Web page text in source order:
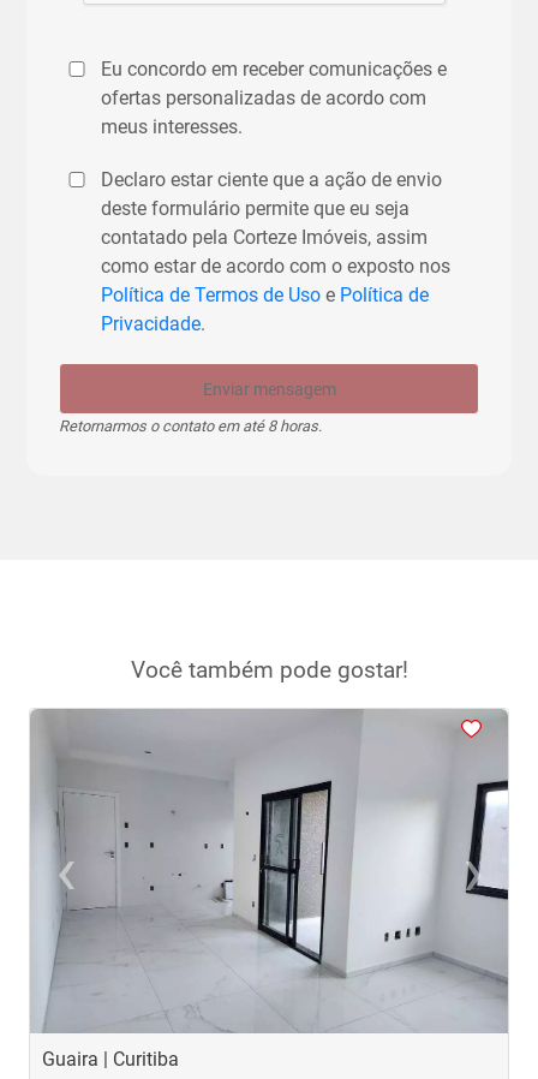
Eu concordo em receber comunicações e
ofertas personalizadas de acordo com
meus interesses.
Declaro estar ciente que a ação de envio
deste formulário permite que eu seja
contatado pela Corteze Imóveis, assim
como estar de acordo com o exposto nos
Política de Termos de Uso e Política de
Privacidade.
Enviar mensagem
Retornarmos o contato em até 8 horas.
Você também pode gostar!
‹Previous ›
Next
Guaira | Curitiba